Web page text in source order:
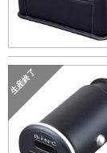
生産終了